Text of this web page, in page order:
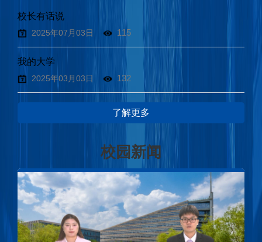
校长有话说
2025年07月03日 115
我的大学
2025年03月03日 132
了解更多
校园新闻